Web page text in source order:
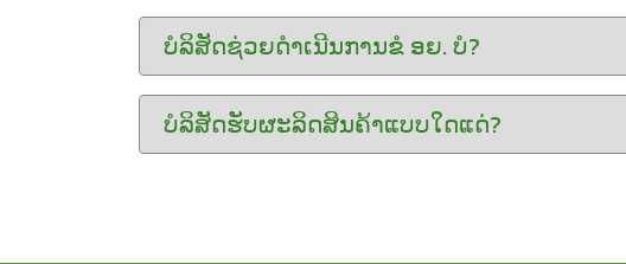
ບໍລິສັດຊ່ວຍດຳເນີນການຂໍ ອຍ. ບໍ?
ບໍລິສັດຮັບຜະລິດສິນຄ້າແບບໃດແດ່?